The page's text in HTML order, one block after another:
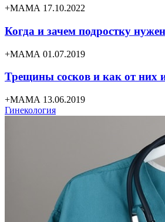
+МАМА 17.10.2022
Когда и зачем подростку
+МАМА 01.07.2019
Трещины сосков и как от них
+МАМА 13.06.2019
Гинекология